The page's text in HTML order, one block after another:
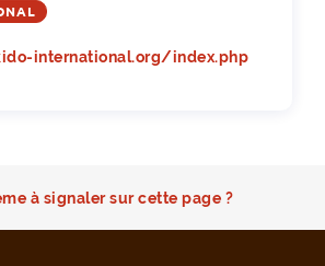
international.org/index.php
à signaler sur cette page ?